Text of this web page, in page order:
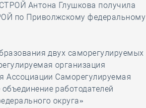
Антона Глушкова получила
по Приволжскому федеральному
двух саморегулируемых
организация
Ассоциации Саморегулируемая
работодателей
округа»